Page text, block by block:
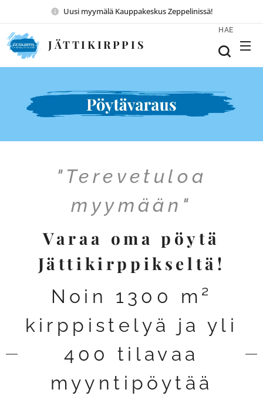
Uusi myymälä Kauppakeskus Zeppelinissä!
JÄTTIKIRPPIS
HAE
"Terevetuloa
myymään"
Varaa oma pöytä
Jättikirppikseltä!
Noin 1300 m²
kirppistelyä ja yli
400 tilavaa
myyntipöytää